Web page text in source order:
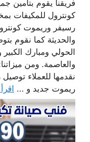
فريقنا يقوم بتأمين
كونترول للمكيفات
رسيفر وريموت
والحديثة كما نقوم
الحولي ومبارك الكبير
والعاصمة. ومن
نقدمها للعملاء
ريموت جديد و ...